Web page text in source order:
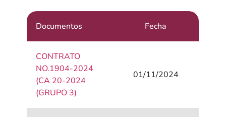
Documentos Fecha
CONTRATO
NO.1904-2024
(CA 20-2024
(GRUPO 3)
01/11/2024